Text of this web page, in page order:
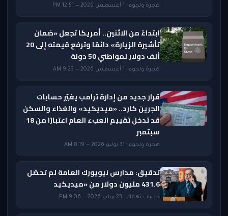
هجرة ولجوء · 1 أغسطس 2026 — 12:51 PM
ابتداءً من الاثنين.. أمريكا تجعل «ضمان
تأشيرة الزيارة» دائمًا وترفع قيمته إلى 20
ألف دولار لمواطني 50 دولة
هجرة ولجوء · 1 أغسطس 2026 — 9:23 AM
قرار جديد من إدارة ترامب يغيّر حسابات
الجرين كارد.. «ميديكيد» والغذاء والسكن
قد تدخل تقييم العبء العام اعتبارًا من 18
سبتمبر
هجرة ولجوء · 31 يوليو 2026 — 8:19 AM
تدقيق: مدارس نيويورك العامة لم تحصّل
431.6 مليون دولار من «ميديكيد
خدمات تهمك · 23 يوليو 2026 — 9:06 PM